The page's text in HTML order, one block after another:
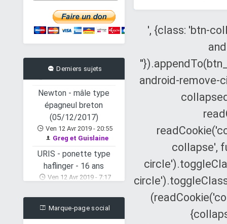
Derniers sujets
Aujourd'hui à 2:45
nonoduke
Newton - mâle type
épagneul breton
(05/12/2017)
Ven 12 Avr 2019 - 20:55
Greg et Guislaine
URIS - ponette type
haflinger - 16 ans
Ven 12 Avr 2019 - 7:17
lavande
lavande
Marque-page social
', {class: 'btn-
android-remove-
collapse',